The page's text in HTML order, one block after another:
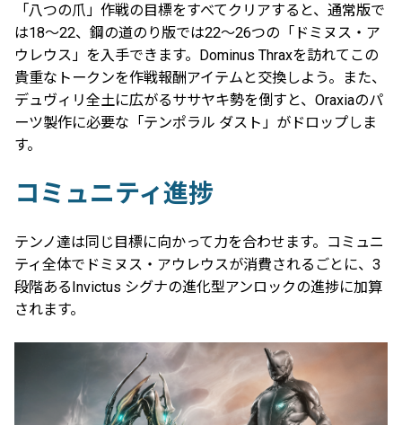
「八つの爪」作戦の目標をすべてクリアすると、通常版で
は18～22、鋼の道のり版では22～26つの「ドミヌス・ア
ウレウス」を入手できます。Dominus Thraxを訪れてこの
貴重なトークンを作戦報酬アイテムと交換しよう。また、
デュヴィリ全土に広がるササヤキ勢を倒すと、Oraxiaのパ
ーツ製作に必要な「テンポラル ダスト」がドロップしま
す。
コミュニティ進捗
テンノ達は同じ目標に向かって力を合わせます。コミュニ
ティ全体でドミヌス・アウレウスが消費されるごとに、3
段階あるInvictus シグナの進化型アンロックの進捗に加算
されます。